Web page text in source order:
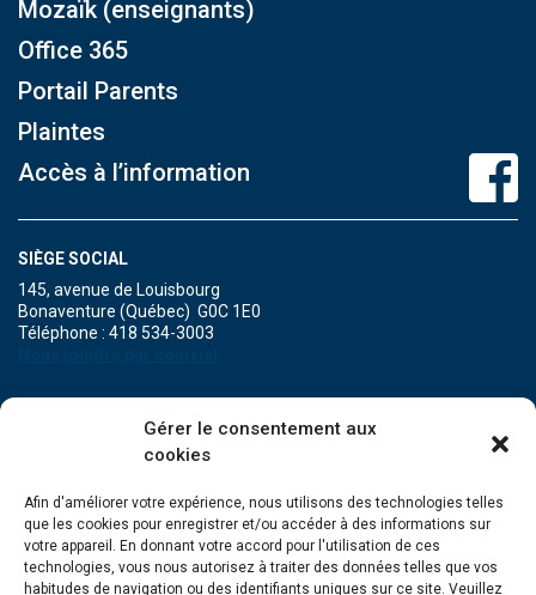
Gérer le consentement aux
cookies
Afin d'améliorer votre expérience, nous utilisons des technologies telles
que les cookies pour enregistrer et/ou accéder à des informations sur
votre appareil. En donnant votre accord pour l'utilisation de ces
technologies, vous nous autorisez à traiter des données telles que vos
habitudes de navigation ou des identifiants uniques sur ce site. Veuillez
Mozaïk (enseignants)
Office 365
Portail Parents
Plaintes
Accès à l’information
SIÈGE SOCIAL
145, avenue de Louisbourg
Bonaventure (Québec) G0C 1E0
Téléphone : 418 534-3003
471A, boulevard Perron
Maria (Québec) G0C 1Y0
POINT DE SERVICE DE GRANDE-RIVIÈRE
134, Grande Allée Est
Grande-Rivière (Québec) G0C 1V0